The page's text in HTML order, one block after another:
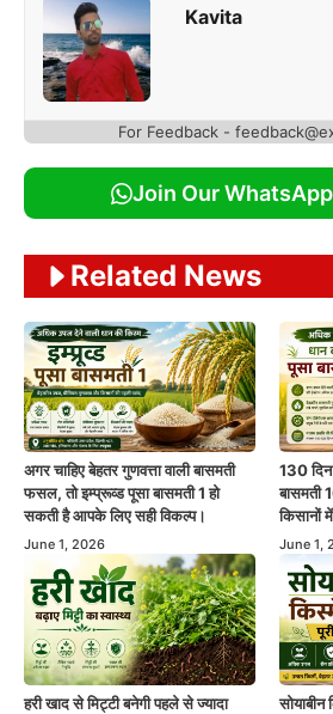
Kavita
For Feedback -
Join Our
Related News
अगर चाहिए बेहतर गुणवत्ता वाली बासमती
फसल, तो इम्प्रूव्ड पूसा बासमती 1 हो
सकती है आपके लिए सही विकल्प।
June 1, 2026
130 दिन
बासमती
किसानों
June 1,
हरी खाद से मिट्टी बनेगी पहले से ज्यादा